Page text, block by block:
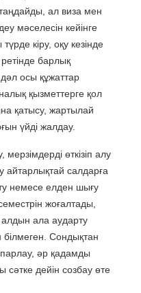
ал виза мен
мәселесін кейінге
кіру, оқу кезінде
барлық
дәл осы құжаттар
қызметтерге қол
қатысу, жартылай
үйді жалдау.
өткізіп алу
айтарлықтай салдарға
немесе елден шығу
жоғалтады,
алдын ала аударту
білмеген. Сондықтан
әр қадамды
сәтке дейін созбау өте